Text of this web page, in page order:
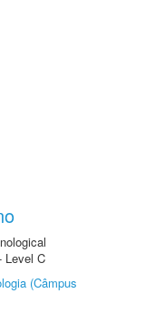
Level C
(Câmpus